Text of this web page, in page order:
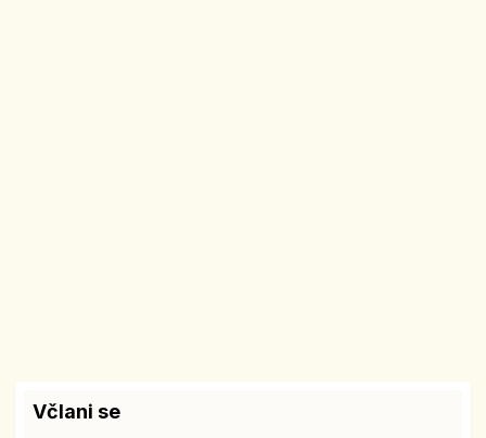
Včlani se